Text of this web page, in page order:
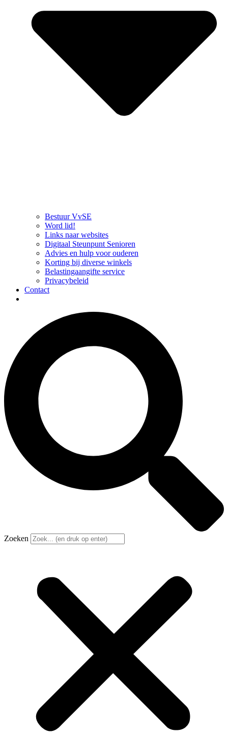
Bestuur VvSE
Word lid!
Links naar websites
Digitaal Steunpunt Senioren
Advies en hulp voor ouderen
Korting bij diverse winkels
Belastingaangifte service
Privacybeleid
Contact
Zoeken